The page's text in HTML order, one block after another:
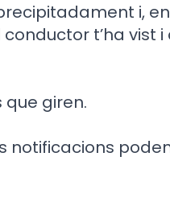
i,
t’ha vist i
que giren.
notificacions